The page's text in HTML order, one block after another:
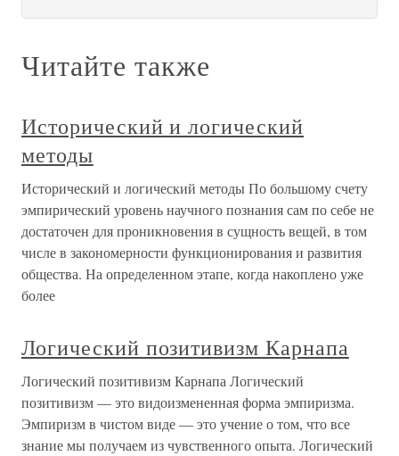
Читайте также
Исторический и логический
методы
Исторический и логический методы По большому счету
эмпирический уровень научного познания сам по себе не
достаточен для проникновения в сущность вещей, в том
числе в закономерности функционирования и развития
общества. На определенном этапе, когда накоплено уже
более
Логический позитивизм Карнапа
Логический позитивизм Карнапа Логический
позитивизм — это видоизмененная форма эмпиризма.
Эмпиризм в чистом виде — это учение о том, что все
знание мы получаем из чувственного опыта. Логический